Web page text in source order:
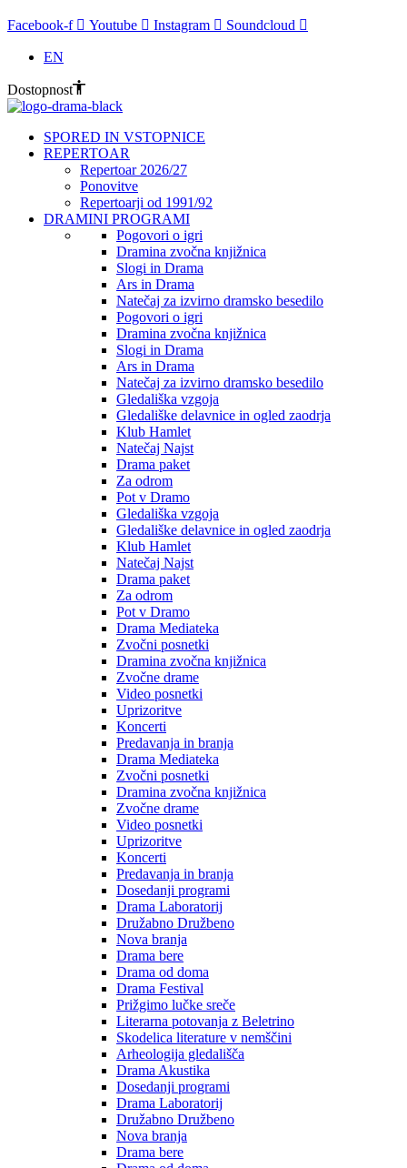
Facebook-f Youtube Instagram Soundcloud
EN
Dostopnost
SPORED IN VSTOPNICE
REPERTOAR
Repertoar 2026/27
Ponovitve
Repertoarji od 1991/92
DRAMINI PROGRAMI
Pogovori o igri
Dramina zvočna knjižnica
Slogi in Drama
Ars in Drama
Natečaj za izvirno dramsko besedilo
Pogovori o igri
Dramina zvočna knjižnica
Slogi in Drama
Ars in Drama
Natečaj za izvirno dramsko besedilo
Gledališka vzgoja
Gledališke delavnice in ogled zaodrja
Klub Hamlet
Natečaj Najst
Drama paket
Za odrom
Pot v Dramo
Gledališka vzgoja
Gledališke delavnice in ogled zaodrja
Klub Hamlet
Natečaj Najst
Drama paket
Za odrom
Pot v Dramo
Drama Mediateka
Zvočni posnetki
Dramina zvočna knjižnica
Zvočne drame
Video posnetki
Uprizoritve
Koncerti
Predavanja in branja
Drama Mediateka
Zvočni posnetki
Dramina zvočna knjižnica
Zvočne drame
Video posnetki
Uprizoritve
Koncerti
Predavanja in branja
Dosedanji programi
Drama Laboratorij
Družabno Družbeno
Nova branja
Drama bere
Drama od doma
Drama Festival
Prižgimo lučke sreče
Literarna potovanja z Beletrino
Skodelica literature v nemščini
Arheologija gledališča
Drama Akustika
Dosedanji programi
Drama Laboratorij
Družabno Družbeno
Nova branja
Drama bere